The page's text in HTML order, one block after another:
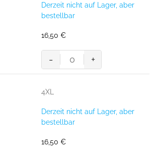
GRS
royalblau
Menge
Derzeit nicht auf Lager, aber
bestellbar
16,50 €
HAKRO
T-
MIKRALINAR®
GRS
royalblau
Menge
- +
4XL
Derzeit nicht auf Lager, aber
bestellbar
16,50 €